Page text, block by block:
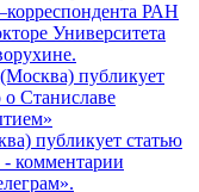
публикует
Станиславе